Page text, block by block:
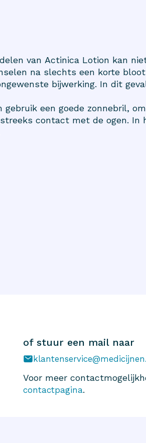
van Actinica Lotion kan
na slechts een korte
bijwerking. In dit
een goede zonnebril,
contact met de ogen.
of stuur een mail naar
Voor meer
contactpagina.